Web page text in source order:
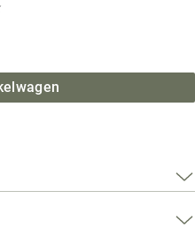
vragen
Loods 5
Alle